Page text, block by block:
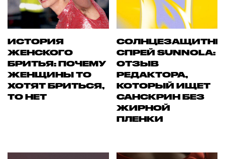
ИСТОРИЯ
ЖЕНСКОГО
БРИТЬЯ: ПОЧЕМУ
ЖЕНЩИНЫ ТО
ХОТЯТ БРИТЬСЯ,
ТО НЕТ
СПРЕЙ SUNNOLA:
ОТЗЫВ
РЕДАКТОРА,
КОТОРЫЙ ИЩЕТ
САНСКРИН БЕЗ
ЖИРНОЙ
ПЛЕНКИ